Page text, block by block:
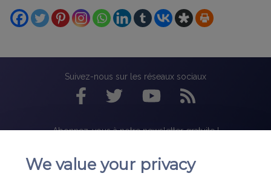
Suivez-nous sur les réseaux sociaux
Abonnez-vous à notre newsletter gratuite !
We value your privacy